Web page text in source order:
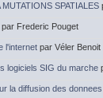
SPATIALES
par Frederic Pouget
l'internet par Véler Benoit
logiciels SIG du marche
la diffusion des